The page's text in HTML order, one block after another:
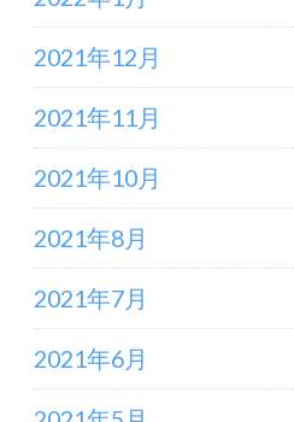
2021年12月
2021年11月
2021年10月
2021年8月
2021年7月
2021年6月